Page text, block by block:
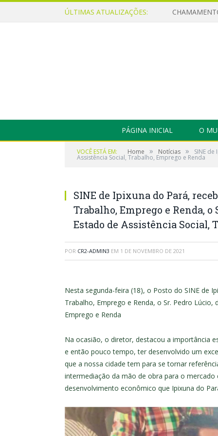
ÚLTIMAS ATUALIZAÇÕES:
PÁGINA INICIAL O
VOCÊ ESTÁ EM: Home » Notícias » SINE
Assistência Social, Trabalho, Emprego e Renda
SINE de Ipixuna do Pará,
Trabalho, Emprego e Renda,
Estado de Assistência Social,
POR CR2-ADMIN3 EM 1 DE NOVEMBRO DE 2021
Nesta segunda-feira (18), o Posto do SINE de
Trabalho, Emprego e Renda, o Sr. Pedro
Emprego e Renda
Na ocasião, o diretor, destacou a importância
e então pouco tempo, ter desenvolvido um
que a nossa cidade tem para se tornar
intermediação da mão de obra para o
desenvolvimento econômico que Ipixuna do